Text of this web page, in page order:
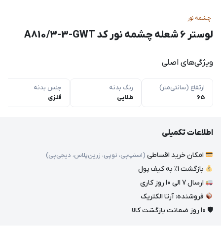
چشمه نور
لوستر ۶ شعله چشمه نور کد A810/3-3-GWT
ویژگی‌های اصلی
ارتفاع (سانتی‌متر)
65
رنگ بدنه
طلایی
جنس بدنه
فلزی
اطلاعات تکمیلی
امکان خرید اقساطی (اسنپ‌پی، نوپی، زرین‌پلاس، دیجی‌پی)
بازگشت 1٪ به کیف پول
ارسال 7 الی 10 روز کاری
فروشنده: آرتا الکتریک
🛡 10 روز ضمانت بازگشت کالا